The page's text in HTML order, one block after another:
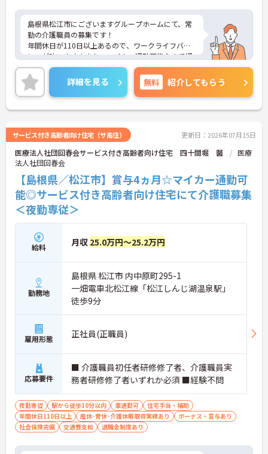
島根県松江市にございますグループホームにて、常
勤の介護職員の募集です！
年間休日が110日以上あるので、ワークライフバラ
ンスが叶います☆また、マイカー通勤可能なので通
勤らくらくです◎
ご興味がありましたら、詳細をお伝えしますので、
お気軽にお問い合わせください！
詳細を見る 無料 紹介してもらう
サービス付き高齢者向け住宅（サ高住） 更新日：2026年07月15日
医療法人社団回春会サービス付き高齢者向け住宅 四十間堀 醫
医療
法人社団回春会
【島根県／松江市】賞与4ヵ月☆マイカー通勤可
能◎サービス付き高齢者向け住宅にて介護職募集
＜夜勤専従＞
給料 月収 25.0万円～25.2万円
勤務地
島根県 松江市 内中原町295-1
一畑電車北松江線「松江しんじ湖温泉駅」
徒歩9分
雇用形態 正社員(正職員)
応募要件
■ 介護職員初任者研修修了者、介護職員実
務者研修修了者いずれか必須 ■経験不問
夜勤専従 駅から徒歩10分以内 車通勤可
住宅手当・補助
年間休日110日以上
産休･育休･介護休暇取得実績あり
ボーナス・賞与あり
社会保険完備
交通費支給 退職金制度あり